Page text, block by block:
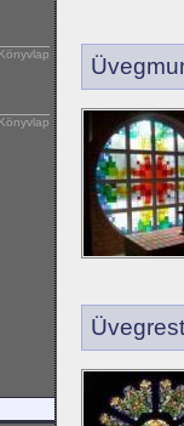
Könyvlap
Könyvlap